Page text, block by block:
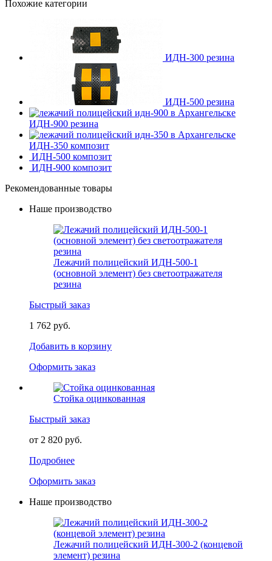
Похожие категории
ИДН-300 резина
ИДН-500 резина
ИДН-900 резина
ИДН-350 композит
ИДН-500 композит
ИДН-900 композит
Рекомендованные товары
Наше производство
Лежачий полицейский ИДН-500-1
(основной элемент) без светоотражателя
резина
Быстрый заказ
1 762 руб.
Добавить в корзину
Оформить заказ
Стойка оцинкованная
Быстрый заказ
от 2 820 руб.
Подробнее
Оформить заказ
Наше производство
Лежачий полицейский ИДН-300-2 (концевой
элемент) резина